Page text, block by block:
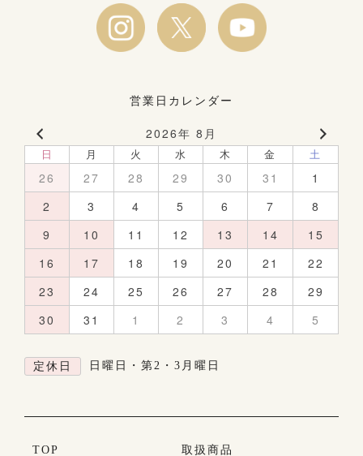
営業日カレンダー
2026年 8月
日 月 火 水 木 金 土
26 27 28 29 30 31
1
2
3 4 5 6 7
8
9
10 11 12 13 14
15
16
17 18 19 20 21
22
23
24 25 26 27 28
29
30
31 1 2 3 4 5
定休日 日曜日・第2・3月曜日
TOP 取扱商品